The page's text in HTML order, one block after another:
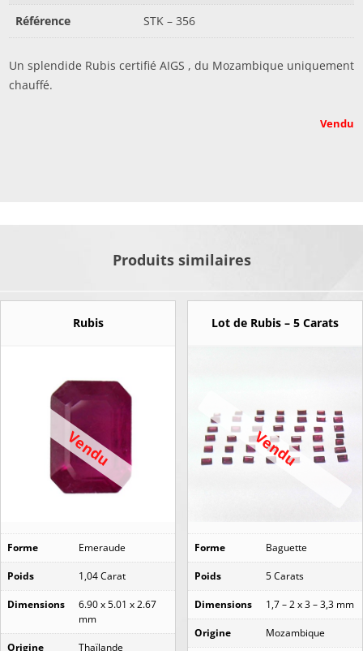
Référence STK – 356
Un splendide Rubis certifié AIGS , du Mozambique uniquement
chauffé.
Vendu
Produits similaires
Rubis
Vendu
Forme Emeraude
Poids 1,04 Carat
Dimensions
6.90 x 5.01 x 2.67
mm
Origine Thaïlande
Lot de Rubis – 5 Carats
Vendu
Forme Baguette
Poids 5 Carats
Dimensions 1,7 – 2 x 3 – 3,3 mm
Origine Mozambique